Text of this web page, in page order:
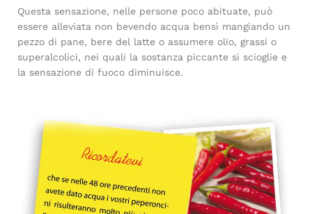
Questa sensazione, nelle persone poco abituate, può
essere alleviata non bevendo acqua bensì mangiando un
pezzo di pane, bere del latte o assumere olio, grassi o
superalcolici, nei quali la sostanza piccante si scioglie e
la sensazione di fuoco diminuisce.